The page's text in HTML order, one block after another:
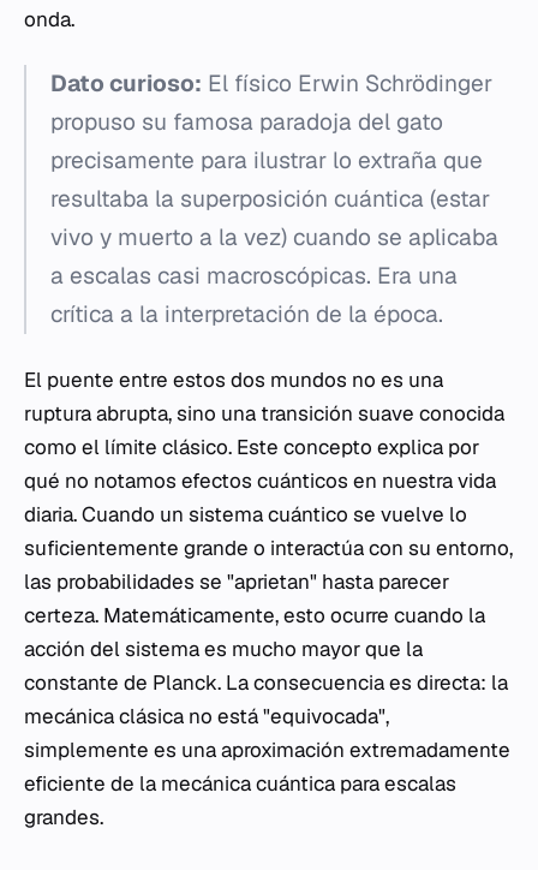
onda.
Dato curioso: El físico Erwin Schrödinger
propuso su famosa paradoja del gato
precisamente para ilustrar lo extraña que
resultaba la superposición cuántica (estar
vivo y muerto a la vez) cuando se aplicaba
a escalas casi macroscópicas. Era una
crítica a la interpretación de la época.
El puente entre estos dos mundos no es una
ruptura abrupta, sino una transición suave conocida
como el límite clásico. Este concepto explica por
qué no notamos efectos cuánticos en nuestra vida
diaria. Cuando un sistema cuántico se vuelve lo
suficientemente grande o interactúa con su entorno,
las probabilidades se "aprietan" hasta parecer
certeza. Matemáticamente, esto ocurre cuando la
acción del sistema es mucho mayor que la
constante de Planck. La consecuencia es directa: la
mecánica clásica no está "equivocada",
simplemente es una aproximación extremadamente
eficiente de la mecánica cuántica para escalas
grandes.